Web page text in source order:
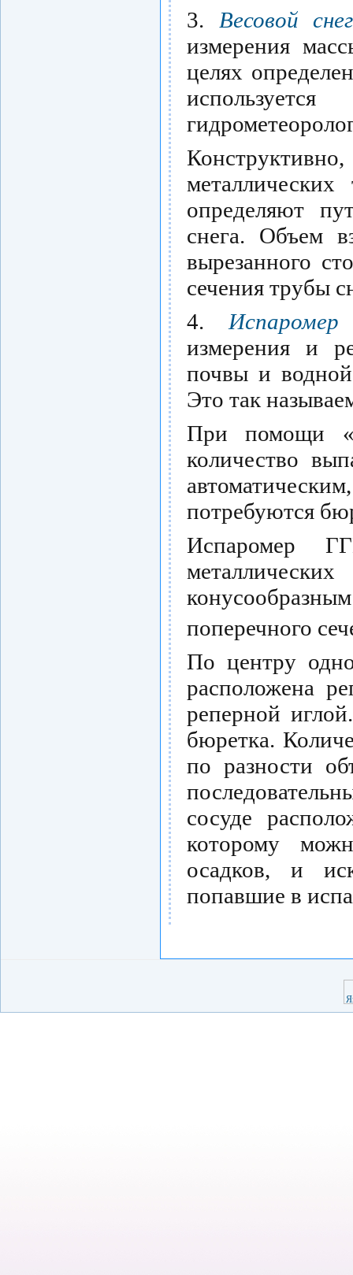
3. Весовой
измерения
целях
определяют
снега. Объем
вырезанного
сечения трубы
4.
измерения и
почвы и
Это так
При помощи
количество
потребуются
Испаромер
поперечного
По центру
расположена
реперной
бюретка.
по разности
сосуде
которому
осадков, и
попавшие в